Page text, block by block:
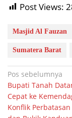
Post Views:
Masjid Al Fauzan
Sumatera Barat
Navigasi
pos
Pos sebelumnya
Bupati Tanah
Cepat ke
Konflik